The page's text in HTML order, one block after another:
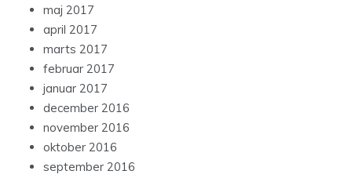
maj 2017
april 2017
marts 2017
februar 2017
januar 2017
december 2016
november 2016
oktober 2016
september 2016